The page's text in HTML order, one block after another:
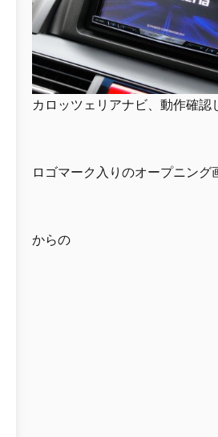
カロッツェリアナビ、動作確認
ロゴマーク入りのオープニング
からの